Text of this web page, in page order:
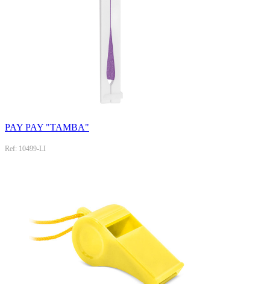
PAY PAY "TAMBA"
Ref: 10499-LI